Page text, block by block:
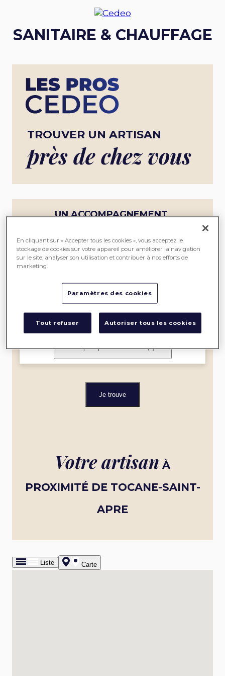
SANITAIRE & CHAUFFAGE
TROUVER UN ARTISAN
près de chez vous
UN ACCOMPAGNEMENT
ME
Je filtre par spécialité et label(0)
Je trouve
Votre artisan À
PROXIMITÉ DE TOCANE-SAINT-
APRE
Liste Carte
En cliquant sur « Accepter tous les cookies », vous acceptez le
stockage de cookies sur votre appareil pour améliorer la navigation
sur le site, analyser son utilisation et contribuer à nos efforts de
marketing.
Paramètres des cookies
Tout refuser Autoriser tous les cookies